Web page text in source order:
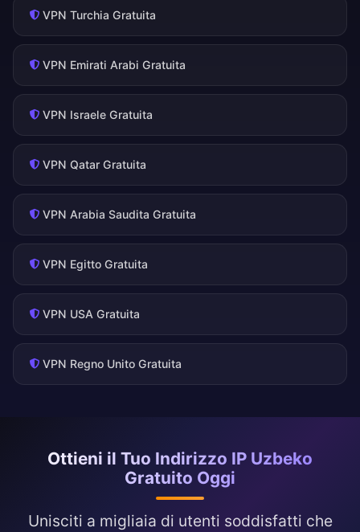
VPN Turchia Gratuita
VPN Emirati Arabi Gratuita
VPN Israele Gratuita
VPN Qatar Gratuita
VPN Arabia Saudita Gratuita
VPN Egitto Gratuita
VPN USA Gratuita
VPN Regno Unito Gratuita
Ottieni il Tuo Indirizzo IP Uzbeko
Gratuito Oggi
Unisciti a migliaia di utenti soddisfatti che